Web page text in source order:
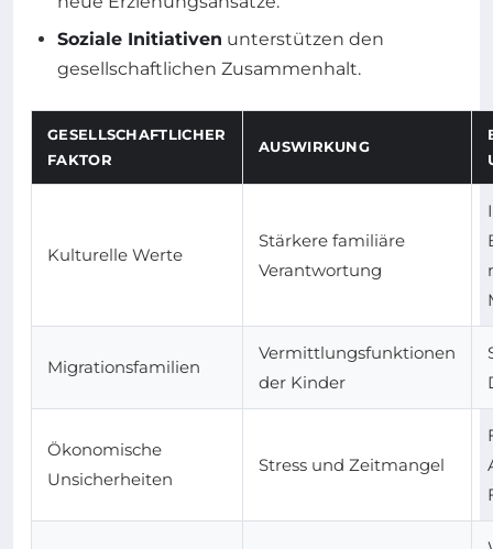
Soziale Initiativen unterstützen den
gesellschaftlichen Zusammenhalt.
GESELLSCHAFTLICHER
FAKTOR
AUSWIRKUNG
Kulturelle Werte
Stärkere familiäre
Verantwortung
Migrationsfamilien
Vermittlungsfunktionen
der Kinder
Ökonomische
Unsicherheiten
Stress und Zeitmangel